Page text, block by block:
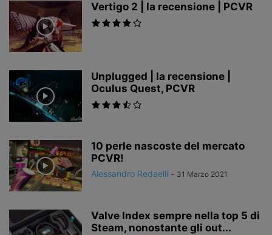
Vertigo 2 | la recensione | PCVR
Unplugged | la recensione |
Oculus Quest, PCVR
10 perle nascoste del mercato
PCVR!
Alessandro Redaelli - 31 Marzo 2021
Valve Index sempre nella top 5 di
Steam, nonostante gli out...